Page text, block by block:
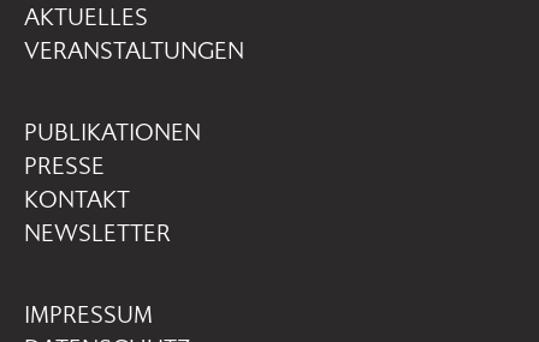
AKTUELLES
VERANSTALTUNGEN
PUBLIKATIONEN
PRESSE
KONTAKT
NEWSLETTER
IMPRESSUM